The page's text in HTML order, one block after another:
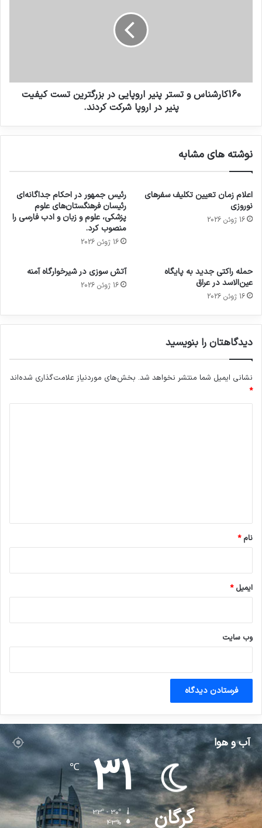
160کارشناس و تستر پنیر اروپایی در بزرگترین تست کیفیت
پنیر در اروپا شرکت کردند.
نوشته های مشابه
اعلام زمان تعیین تکلیف سفرهای
نوروزی
16 ژوئن 2026
رئیس جمهور در احکام جداگانه‌ای
رئیسان فرهنگستان‌های علوم
پزشکی، علوم و زبان و ادب فارسی را
منصوب کرد.
16 ژوئن 2026
حمله راکتی جدید به پایگاه
عین‌الاسد در عراق
16 ژوئن 2026
آتش سوزی در شیرخوارگاه آمنه
16 ژوئن 2026
دیدگاهتان را بنویسید
نشانی ایمیل شما منتشر نخواهد شد. بخش‌های موردنیاز علامت‌گذاری شده‌اند
*
نام*
ایمیل*
وب‌ سایت
آب و هوا
گرگان
31
℃
33º - 30º
43%